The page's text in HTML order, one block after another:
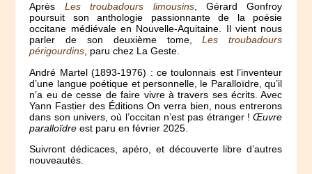
Après Les troubadours limousins, Gérard Gonfroy
poursuit son anthologie passionnante de la poésie
occitane médiévale en Nouvelle-Aquitaine. Il vient nous
parler de son deuxième tome,Les troubadours
périgourdins, paru chez La Geste.
André Martel (1893-1976) : ce toulonnais est l’inventeur
d’une langue poétique et personnelle, le Paralloïdre, qu’il
n’a eu de cesse de faire vivre à travers ses écrits. Avec
Yann Fastier des Éditions On verra bien, nous entrerons
dans son univers, où l’occitan n’est pas étranger !Œuvre
paralloïdre est paru en février 2025.
Suivront dédicaces, apéro, et découverte libre d’autres
nouveautés.